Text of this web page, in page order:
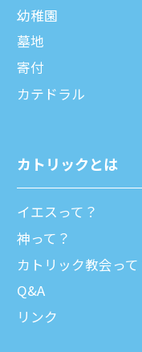
幼稚園
墓地
寄付
カテドラル
カトリックとは
イエスって？
神って？
カトリック教会って
Q&A
リンク